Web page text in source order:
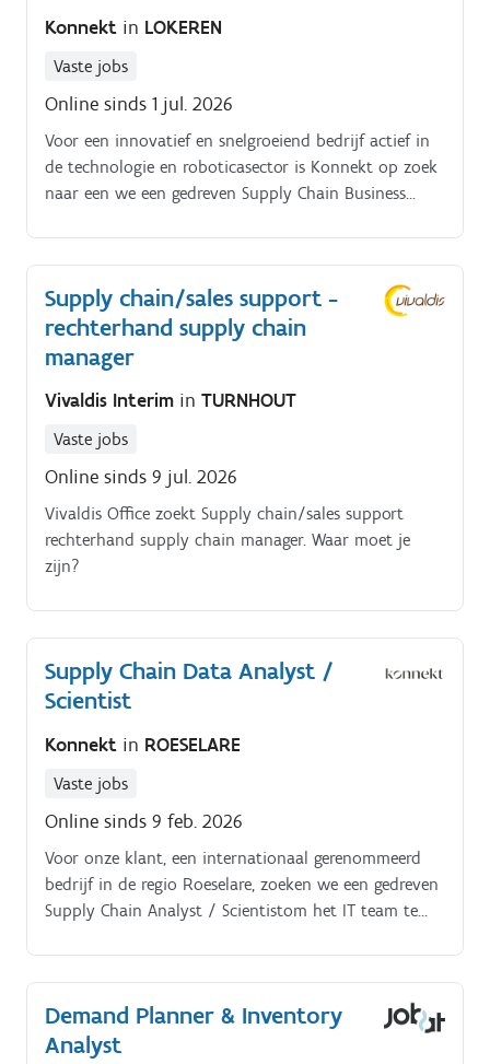
Konnekt in LOKEREN
Vaste jobs
Online sinds 1 jul. 2026
Voor een innovatief en snelgroeiend bedrijf actief in
de technologie en roboticasector is Konnekt op zoek
naar een we een gedreven Supply Chain Business
supplychainprocessen, vertaalt businessnoden naar
digitale oplossingen en ondersteunt de organisatie
met data gedreven inzichten.
Supply chain/sales support -
rechterhand supply chain
manager
Vivaldis Interim in TURNHOUT
Vaste jobs
Online sinds 9 jul. 2026
Vivaldis Office zoekt Supply chain/sales support
rechterhand supply chain manager. Waar moet je
zijn?
Supply Chain Data Analyst /
Scientist
Konnekt in ROESELARE
Vaste jobs
Online sinds 9 feb. 2026
Voor onze klant, een internationaal gerenommeerd
bedrijf in de regio Roeselare, zoeken we een gedreven
Supply Chain Analyst / Scientistom het IT team te
expertise en een indrukwekkende jaarlijkse omzet
van meer dan 450 miljoen euro, biedt een stabiele en
inspirerende werkomgeving.
Demand Planner & Inventory
Analyst